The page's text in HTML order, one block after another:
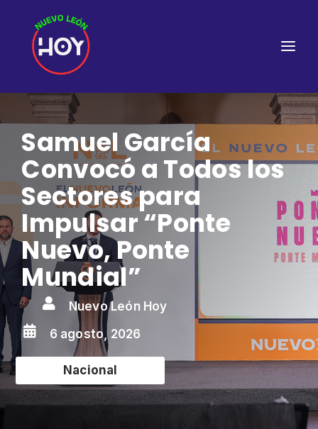
Samuel García
Convocó a Todos los
Sectores para
Impulsar “Ponte
Nuevo, Ponte
Mundial”
 Nuevo León Hoy
 6 agosto, 2026
Nacional